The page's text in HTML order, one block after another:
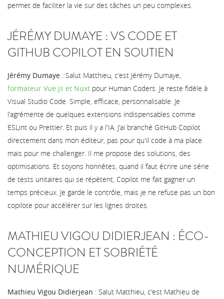
permet de faciliter la vie sur des tâches un peu complexes.
JÉRÉMY DUMAYE : VS CODE ET
GITHUB COPILOT EN SOUTIEN
Jérémy Dumaye : Salut Matthieu, c'est Jérémy Dumaye,
formateur Vue.js et Nuxt pour Human Coders. Je reste fidèle à
Visual Studio Code. Simple, efficace, personnalisable. Je
l'agrémente de quelques extensions indispensables comme
ESLint ou Prettier. Et puis il y a l'IA. J'ai branché GitHub Copilot
directement dans mon éditeur, pas pour qu'il code à ma place
mais pour me challenger. Il me propose des solutions, des
optimisations. Et soyons honnêtes, quand il faut écrire une série
de tests unitaires qui se répètent, Copilot me fait gagner un
temps précieux. Je garde le contrôle, mais je ne refuse pas un bon
copilote pour accélérer sur les lignes droites.
MATHIEU VIGOU DIDIERJEAN : ÉCO-
CONCEPTION ET SOBRIÉTÉ
NUMÉRIQUE
Mathieu Vigou Didierjean : Salut Matthieu, c'est Mathieu de